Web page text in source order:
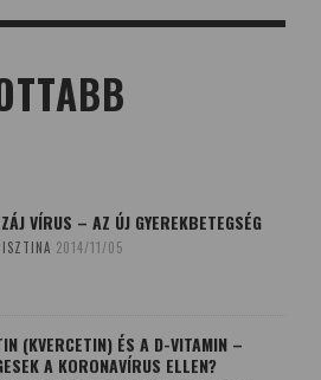
VÍRUS – AZ ÚJ GYEREKBETEGSÉG
2014/11/05
(KVERCETIN) ÉS A D-VITAMIN –
A KORONAVÍRUS ELLEN?